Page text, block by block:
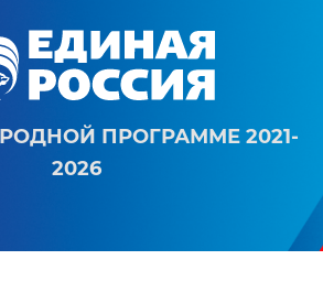
ПРОГРАММЕ 2021-
2026